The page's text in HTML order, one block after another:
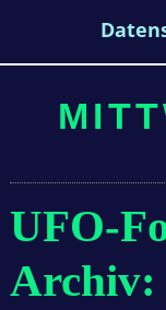
UFO-
Archiv: